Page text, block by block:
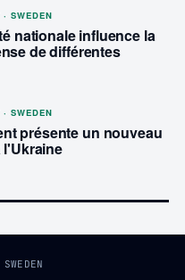
SWEDEN
nationale influence la
de différentes
SWEDEN
présente un nouveau
l'Ukraine
SWEDEN